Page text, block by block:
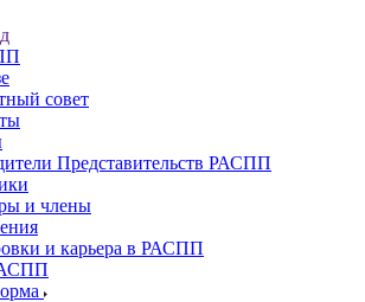
совет
Представительств РАСПП
и члены
и карьера в РАСПП